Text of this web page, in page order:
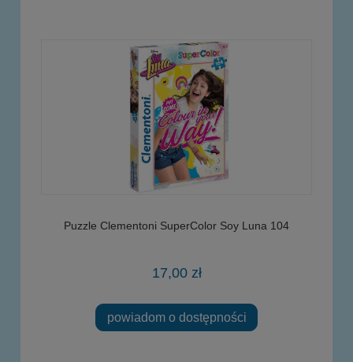
Puzzle Clementoni SuperColor Soy Luna 104
17,00 zł
powiadom o dostępności